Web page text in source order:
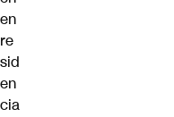
en
re
sid
en
cia